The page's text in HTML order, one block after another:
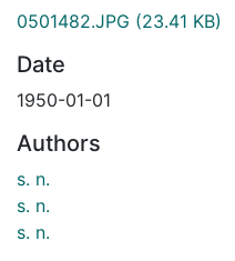
0501482.JPG (23.41 KB)
Date
1950-01-01
Authors
s. n.
s. n.
s. n.